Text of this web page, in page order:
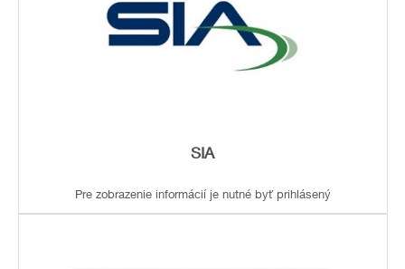
SIA
Pre zobrazenie informácií je nutné byť prihlásený